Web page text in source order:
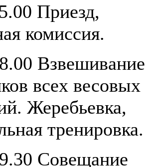
Приезд,
комиссия.
Взвешивание
всех весовых
Жеребьевка,
тренировка.
Совещание